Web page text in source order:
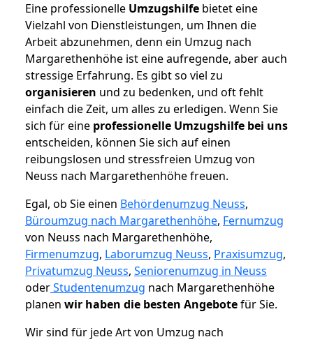
Eine professionelle Umzugshilfe bietet eine
Vielzahl von Dienstleistungen, um Ihnen die
Arbeit abzunehmen, denn ein Umzug nach
Margarethenhöhe ist eine aufregende, aber auch
stressige Erfahrung. Es gibt so viel zu
organisieren und zu bedenken, und oft fehlt
einfach die Zeit, um alles zu erledigen. Wenn Sie
sich für eine professionelle Umzugshilfe bei uns
entscheiden, können Sie sich auf einen
reibungslosen und stressfreien Umzug von
Neuss nach Margarethenhöhe freuen.
Egal, ob Sie einen Behördenumzug Neuss,
Büroumzug nach Margarethenhöhe, Fernumzug
von Neuss nach Margarethenhöhe,
Firmenumzug, Laborumzug Neuss, Praxisumzug,
Privatumzug Neuss, Seniorenumzug in Neuss
oderStudentenumzug nach Margarethenhöhe
planen wir haben die besten Angebotefür Sie.
Wir sind für jede Art von Umzug nach